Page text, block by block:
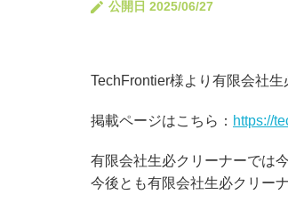
公開日 2025/06/27
TechFrontier様より有限会社
掲載ページはこちら： https://
有限会社生必クリーナーでは
今後とも有限会社生必クリー